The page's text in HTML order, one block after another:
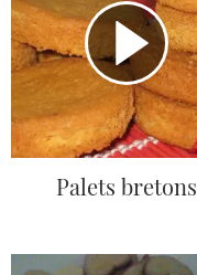
Palets bretons